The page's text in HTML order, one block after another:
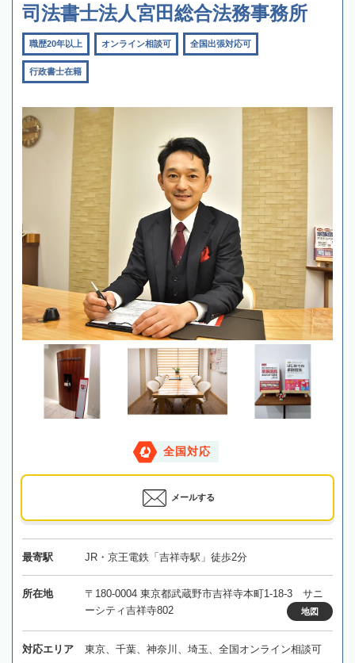
司法書士法人宮田総合法務事務所
職歴20年以上 オンライン相談可 全国出張対応可
行政書士在籍
全国対応
メールする
最寄駅 JR・京王電鉄「吉祥寺駅」徒歩2分
所在地
〒180-0004 東京都武蔵野市吉祥寺本町1-18-3 サニ
ーシティ吉祥寺802
地図
対応エリア 東京、千葉、神奈川、埼玉、全国オンライン相談可